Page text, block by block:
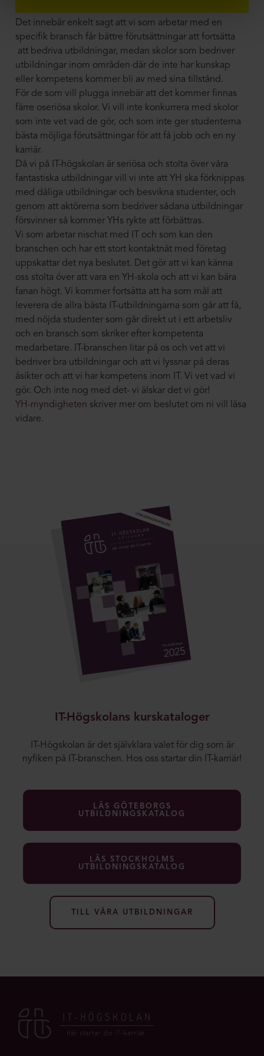
Det innebär enkelt sagt att vi som arbetar med en
specifik bransch får bättre förutsättningar att fortsätta
att bedriva utbildningar, medan skolor som bedriver
utbildningar inom områden där de inte har kunskap
eller kompetens kommer bli av med sina tillstånd.
För de som vill plugga innebär att det kommer finnas
färre oseriösa skolor. Vi vill inte konkurrera med skolor
som inte vet vad de gör, och som inte ger studenterna
bästa möjliga förutsättningar för att få jobb och en ny
karriär.
Då vi på IT-högskolan är seriösa och stolta över våra
fantastiska utbildningar vill vi inte att YH ska förknippas
med dåliga utbildningar och besvikna studenter, och
genom att aktörerna som bedriver sådana utbildningar
försvinner så kommer YHs rykte att förbättras.
Vi som arbetar nischat med IT och som kan den
branschen och har ett stort kontaktnät med företag
uppskattar det nya beslutet. Det gör att vi kan känna
oss stolta över att vara en YH-skola och att vi kan bära
fanan högt. Vi kommer fortsätta att ha som mål att
leverera de allra bästa IT-utbildningarna som går att få,
med nöjda studenter som går direkt ut i ett arbetsliv
och en bransch som skriker efter kompetenta
medarbetare. IT-branschen litar på os och vet att vi
bedriver bra utbildningar och att vi lyssnar på deras
åsikter och att vi har kompetens inom IT. Vi vet vad vi
gör. Och inte nog med det- vi älskar det vi gör!
YH-myndigheten skriver mer om beslutet om ni vill läsa
vidare.
IT-Högskolans kurskataloger
IT-Högskolan är det självklara valet för dig som är
nyfiken på IT-branschen. Hos oss startar din IT-karriär!
LÄS GÖTEBORGS
UTBILDNINGSKATALOG
LÄS STOCKHOLMS
UTBILDNINGSKATALOG
TILL VÅRA UTBILDNINGAR